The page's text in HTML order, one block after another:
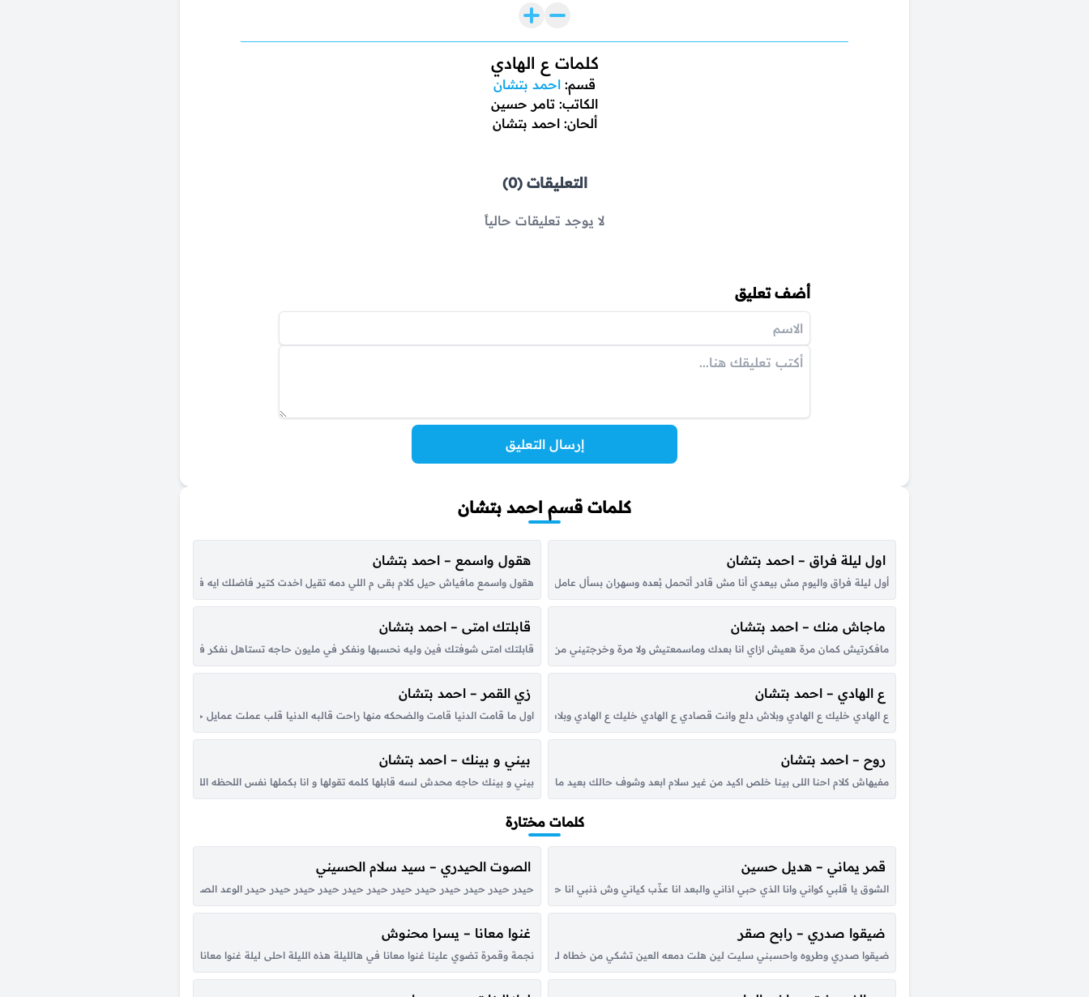
كلمات ع الهادي
قسم: احمد بتشان
الكاتب: تامر حسين
ألحان: احمد بتشان
التعليقات (0)
لا يوجد تعليقات حالياً
أضف تعليق
إرسال التعليق
كلمات قسم احمد بتشان
اول ليلة فراق – احمد بتشان
أول ليلة فراق واليوم مش بيعدي أنا مش قادر أتحمل بُعده وسهران بسأل عامل إيه معقول مش تعبان معقول هيعيش بعدي والى ما بينا خلاص بقى ذكرى وجرح قفلت عليه أول ليلة فراق واليوم مش بيعدي
هقول واسمع – احمد بتشان
هقول واسمع مافياش حيل كلام بقى م اللي دمه تقيل اخدت كتير فاضلك ايه فاضلك جايزه في التمثيل ماتعرفش انت
ماجاش منك – احمد بتشان
مافكرتيش كمان مرة هعيش ازاي انا بعدك وماسمعتيش ولا مرة وخرجتيني من ارضك عرفتك والجروح طفلة وماشي والجروح عواجيز ماليش الحق اتفاجئ وقلبك امتى كان له عزيز ماجاش ماجاش منك ولا
قابلتك امتى – احمد بتشان
قابلتك امتى شوفتك فين وليه نحسبها ونفكر في مليون حاجه تستاهل نفكر فيها بقا اكترد نجيب بنوته تشبهلك
ع الهادي – احمد بتشان
ع الهادي خليك ع الهادي وبلاش دلع وانت قصادي ع الهادي خليك ع الهادي وبلاش دلع وانت قصادي اه عيني ياعيني طلعت عيني عمال بتحلو ف عيني اه عيني ياعيني طلعت عيني عمال بتحلو ف عيني يا
زي القمر – احمد بتشان
اول ما قامت الدنيا قامت والضحكه منها راحت قالبه الدنيا قلب عملت عمايل جوانا وسوت هوايل انا نازل قلبي فاضي
روح – احمد بتشان
مفيهاش كلام احنا اللى بينا خلص اكيد من غير سلام ابعد وشوف حالك بعيد مابقيتش تفرق عندي ولا مهتم بيك حتى العتاب فى حالتنا دي مبقاش يفيد مفيهاش كلام احنا اللى بينا خلص اكيد من غير سلام
بيني و بينك – احمد بتشان
بيني و بينك حاجه محدش لسه قابلها كلمه تقولها و انا بكملها نفس اللحظه اللى ازعل فيها انت بتزعلها بينى و بينك
كلمات مختارة
قمر يماني – هديل حسين
الشوق يا قلبي كواني وانا الذي حبي اذاني والبعد انا عذّب كياني وش ذنبي انا حبيت أنا قمر يماني هو نور عيني هو اماني ذكراه تسهرني ليالي ما انساه انا لا سامحه الله زماني للبعد والفرقة رماني والوقت دايم هو
الصوت الحيدري – سيد سلام الحسيني
حيدر حيدر حيدر حيدر حيدر حيدر حيدر حيدر حيدر حيدر حيدر حيدر الوعد الصادق علي المنصور الأولي الصوت الحيدري
ضيقوا صدري – رابح صقر
ضيقوا صدري وطروه واحسبني سليت لين هلت دمعه العين تشكي من خطاه لي حبيب كل مابعدت عن عينه حليت وكل ماقربت منه يلقيني قفاه هم نهوني عن غرامه وانا اللي مانتهيت ويش اسوي يوم عيني
غنوا معانا – يسرا محنوش
نجمة وقمرة تضوي علينا غنوا معانا في هالليلة هذه الليلة احلى ليلة غنوا معانا هالليلة احلى ليلة هذه الليلة غنوا معانا في